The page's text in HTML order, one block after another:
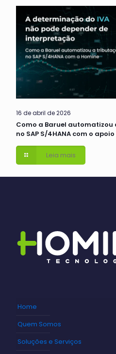
16 de abril de 2026
Como a Baruel
no SAP S/4HANA com o
Leia mais
Home
Quem Somos
Soluções e Serviços